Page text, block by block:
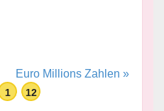
Euro Millions Zahlen »
1 12